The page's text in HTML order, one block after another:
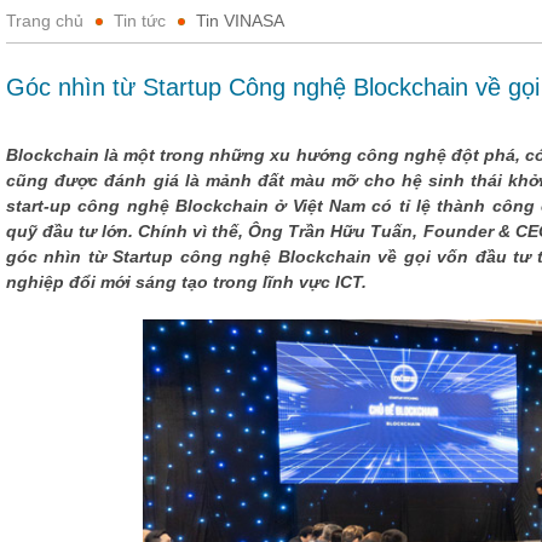
Trang chủ Tin tức Tin VINASA
Góc nhìn từ Startup Công nghệ Blockchain về
Blockchain là một trong những xu hướng công nghệ đột phá,
cũng được đánh giá là mảnh đất màu mỡ cho hệ sinh thái
start-up công nghệ Blockchain ở Việt Nam có tỉ lệ thành
quỹ đầu tư lớn. Chính vì thế, Ông Trần Hữu Tuấn, Founder &
góc nhìn từ Startup công nghệ Blockchain về gọi vốn đầu
nghiệp đổi mới sáng tạo trong lĩnh vực ICT.